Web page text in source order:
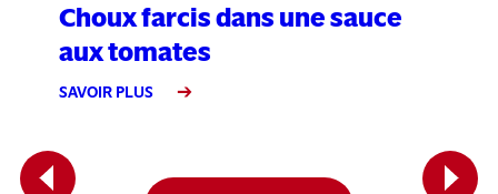
Previous
Choux farcis dans une sauce
aux tomates
SAVOIR PLUS
Next